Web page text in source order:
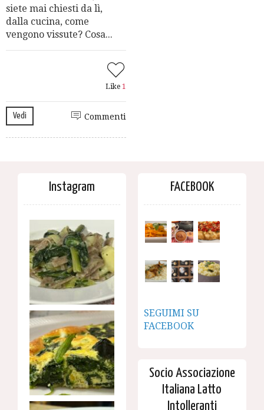
siete mai chiesti da lì,
dalla cucina, come
vengono vissute? Cosa...
Like 1
Vedi Commenti
Instagram FACEBOOK
SEGUIMI SU
FACEBOOK
Socio Associazione
Italiana Latto
Intolleranti